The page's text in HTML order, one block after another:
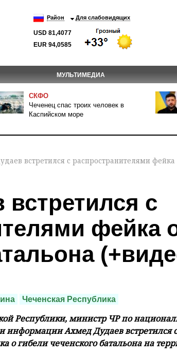
Район Для слабовидящих
USD 81,4077
EUR 94,0585
МУЛЬТИМЕДИА
СКФО
Чеченец спас троих человек в
Каспийском море
встретился с распространителями фейка
с
фейка
Чеченская Республика
Республики, министр ЧР по
информации Ахмед Дудаев встретился с
о гибели чеченского батальона на